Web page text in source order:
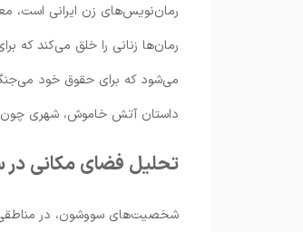
رمان‌نویس‌های زن ایرانی است،
رمان‌ها زنانی را خلق می‌کند که
می‌شود که برای حقوق خود
داستان آتش خاموش، شهری چون
تحلیل فضای مکانی
شخصیت‌های سووشون، در مناطقی از